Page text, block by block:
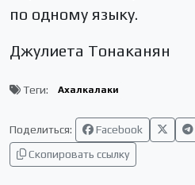
по одному языку.
Джулиета Тонаканян
Теги: Ахалкалаки
Поделиться: Facebook
Скопировать ссылку